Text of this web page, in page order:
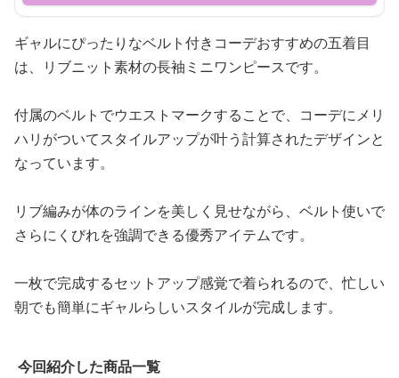
ギャルにぴったりなベルト付きコーデおすすめの五着目
は、リブニット素材の長袖ミニワンピースです。
付属のベルトでウエストマークすることで、コーデにメリ
ハリがついてスタイルアップが叶う計算されたデザインと
なっています。
リブ編みが体のラインを美しく見せながら、ベルト使いで
さらにくびれを強調できる優秀アイテムです。
一枚で完成するセットアップ感覚で着られるので、忙しい
朝でも簡単にギャルらしいスタイルが完成します。
今回紹介した商品一覧